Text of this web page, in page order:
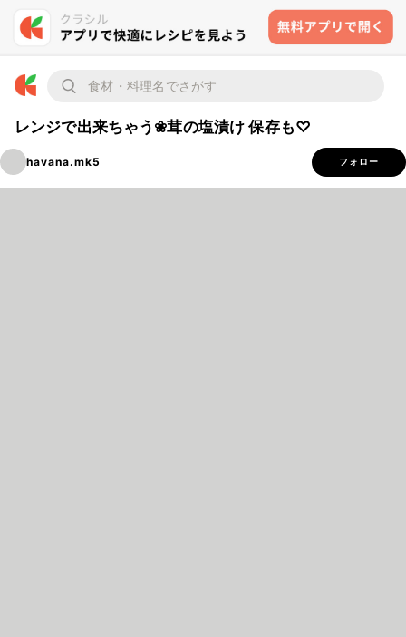
レンジで出来ちゃう❀茸の塩漬け 保存も♡
havana.mk5 フォロー